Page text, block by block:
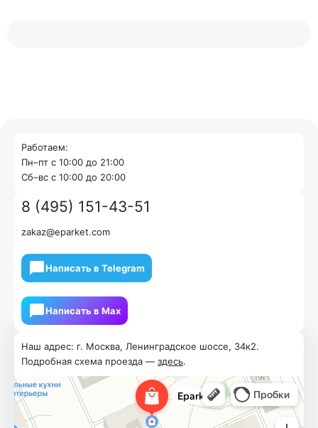
Наш адрес: г. Москва, Ленинградское шоссе, 34к2.
Подробная схема проезда — здесь.
Работаем:
Пн–пт с 10:00 до 21:00
Cб–вс с 10:00 до 20:00
8 (495) 151-43-51
zakaz@eparket.com
Написать в Telegram
Написать в Мах